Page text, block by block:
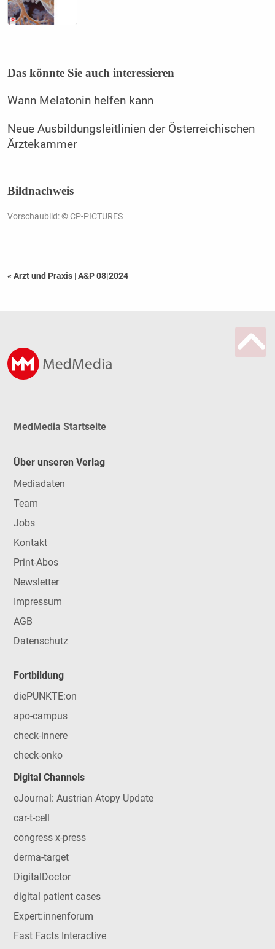
Das könnte Sie auch interessieren
Wann Melatonin helfen kann
Neue Ausbildungsleitlinien der Österreichischen
Ärztekammer
Bildnachweis
Vorschaubild: © CP-PICTURES
« Arzt und Praxis |A&P 08|2024
MedMedia Startseite
Über unseren Verlag
Mediadaten
Team
Jobs
Kontakt
Print-Abos
Newsletter
Impressum
AGB
Datenschutz
Fortbildung
diePUNKTE:on
apo-campus
check-innere
check-onko
Digital Channels
eJournal: Austrian Atopy Update
car-t-cell
congress x-press
derma-target
DigitalDoctor
digital patient cases
Expert:innenforum
Fast Facts Interactive